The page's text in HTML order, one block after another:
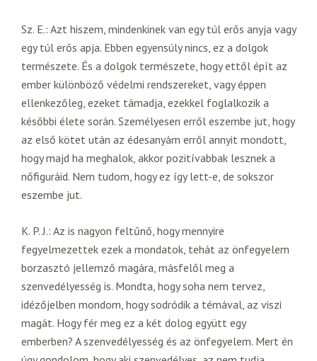
Sz. E.: Azt hiszem, mindenkinek van egy túl erős anyja vagy
egy túl erős apja. Ebben egyensúly nincs, ez a dolgok
természete. És a dolgok természete, hogy ettől épít az
ember különböző védelmi rendszereket, vagy éppen
ellenkezőleg, ezeket támadja, ezekkel foglalkozik a
későbbi élete során. Személyesen erről eszembe jut, hogy
az első kötet után az édesanyám erről annyit mondott,
hogy majd ha meghalok, akkor pozitívabbak lesznek a
nőfiguráid. Nem tudom, hogy ez így lett-e, de sokszor
eszembe jut.
K. P. J.: Az is nagyon feltűnő, hogy mennyire
fegyelmezettek ezek a mondatok, tehát az önfegyelem
borzasztó jellemző magára, másfelől meg a
szenvedélyesség is. Mondta, hogy soha nem tervez,
idézőjelben mondom, hogy sodródik a témával, az viszi
magát. Hogy fér meg ez a két dolog együtt egy
emberben? A szenvedélyesség és az önfegyelem. Mert én